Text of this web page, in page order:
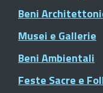
Beni
Musei e Gallerie
Beni Ambientali
Feste Sacre e